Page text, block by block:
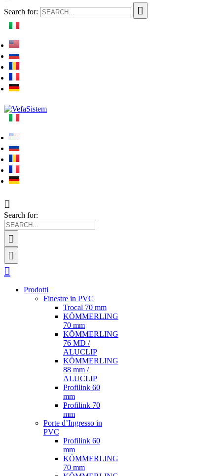
Search for:
Search for:
Prodotti
Finestre in PVC
Trocal 70 mm
KÖMMERLING
70 mm
KÖMMERLING
76 MD /
ALUCLIP
KÖMMERLING
88 mm /
ALUCLIP
Profilink 60
mm
Profilink 70
mm
Porte d’Ingresso in
PVC
Profilink 60
mm
KÖMMERLING
70 mm